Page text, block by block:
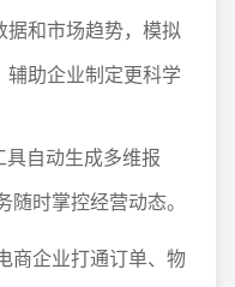
据和市场趋势，模拟
助企业制定更科学
具自动生成多维报
时掌控经营动态。
商企业打通订单、物